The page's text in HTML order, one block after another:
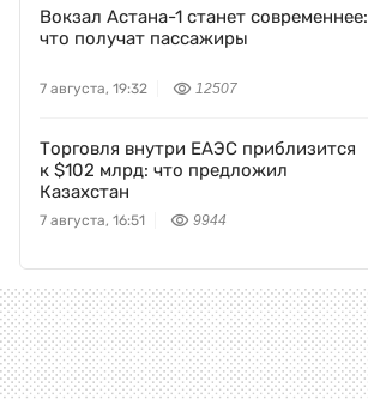
Вокзал Астана-1 станет современнее:
что получат пассажиры
7 августа, 19:32 12507
Торговля внутри ЕАЭС приблизится
к $102 млрд: что предложил
Казахстан
7 августа, 16:51 9944